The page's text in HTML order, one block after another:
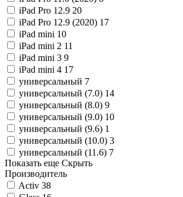
iPad Pro 12.9 20
iPad Pro 12.9 (2020) 17
iPad mini 10
iPad mini 2 11
iPad mini 3 9
iPad mini 4 17
универсальный 7
универсальный (7.0) 14
универсальный (8.0) 9
универсальный (9.0) 10
универсальный (9.6) 1
универсальный (10.0) 3
универсальный (11.6) 7
Показать еще Скрыть
Производитель
Activ 38